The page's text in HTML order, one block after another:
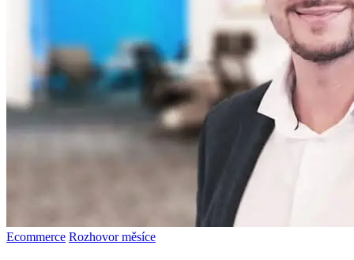
Ecommerce Rozhovor měsíce